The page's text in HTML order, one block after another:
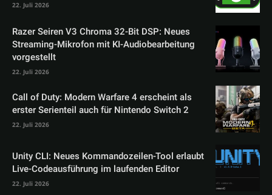
22. Juli 2026
Razer Seiren V3 Chroma 32-Bit DSP: Neues
Streaming-Mikrofon mit KI-Audiobearbeitung
vorgestellt
22. Juli 2026
Call of Duty: Modern Warfare 4 erscheint als
erster Serienteil auch für Nintendo Switch 2
22. Juli 2026
Unity CLI: Neues Kommandozeilen-Tool erlaubt
Live-Codeausführung im laufenden Editor
22. Juli 2026